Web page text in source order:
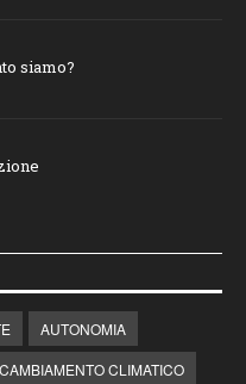
siamo?
AUTONOMIA
CAMBIAMENTO CLIMATICO